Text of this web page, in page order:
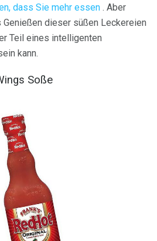
dass Sie mehr essen . Aber
dieser süßen Leckereien
Teil eines intelligenten
kann.
Soße